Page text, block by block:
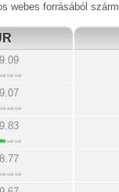
webes forrásából